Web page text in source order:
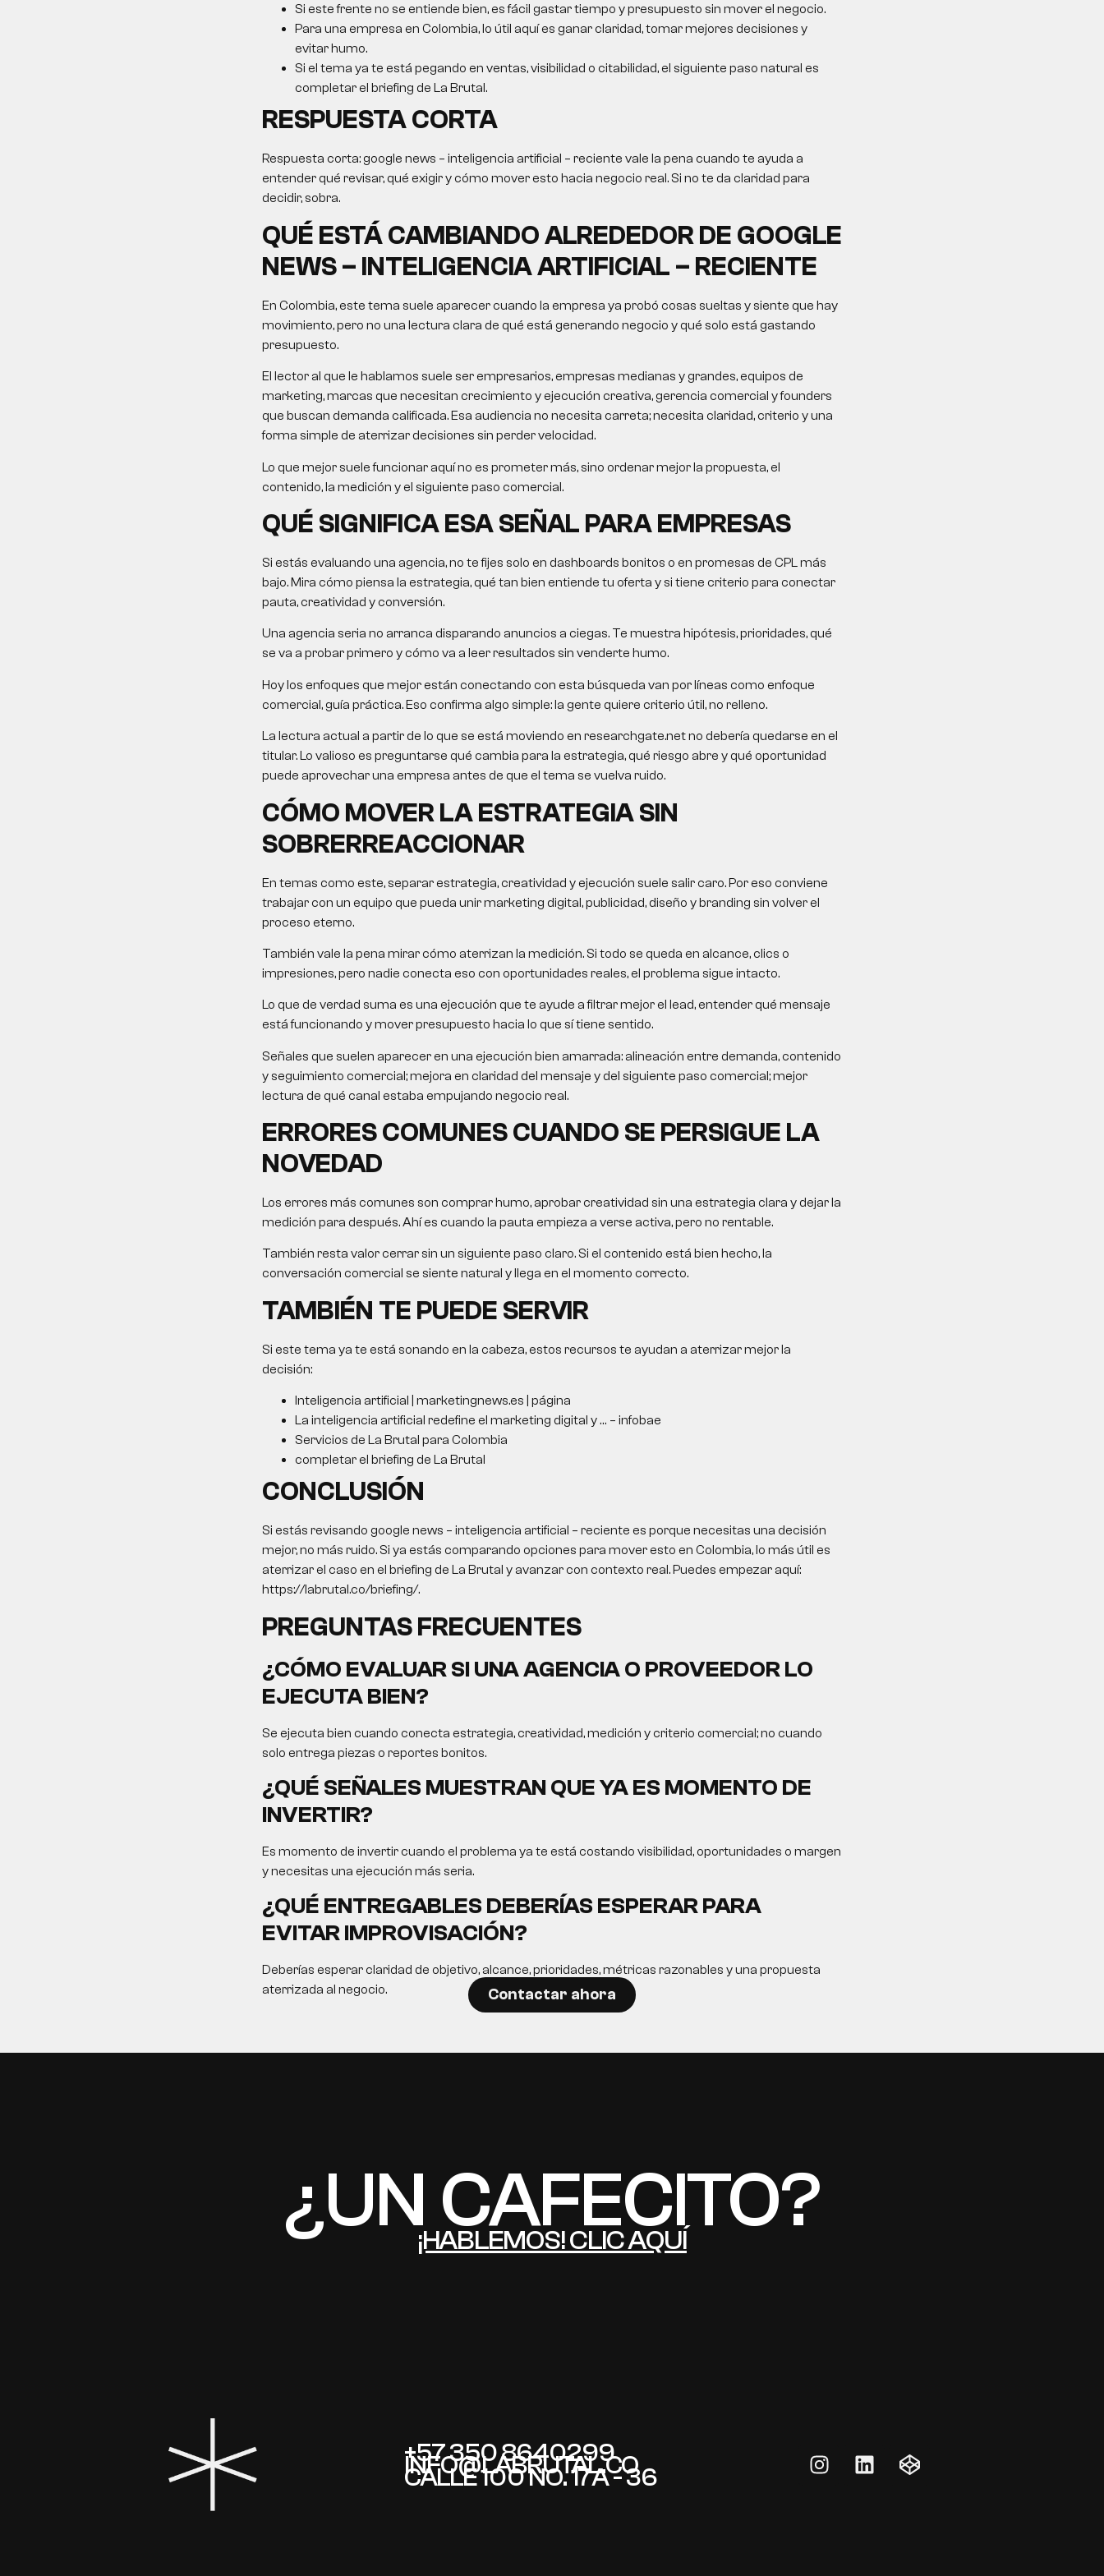
Si este frente no se entiende bien, es fácil gastar tiempo y presupuesto sin mover el negocio.
Para una empresa en Colombia, lo útil aquí es ganar claridad, tomar mejores decisiones y
evitar humo.
Si el tema ya te está pegando en ventas, visibilidad o citabilidad, el siguiente paso natural es
completar el briefing de La Brutal.
RESPUESTA CORTA
Respuesta corta: google news – inteligencia artificial – reciente vale la pena cuando te ayuda a
entender qué revisar, qué exigir y cómo mover esto hacia negocio real. Si no te da claridad para
decidir, sobra.
QUÉ ESTÁ CAMBIANDO ALREDEDOR DE GOOGLE
NEWS – INTELIGENCIA ARTIFICIAL – RECIENTE
En Colombia, este tema suele aparecer cuando la empresa ya probó cosas sueltas y siente que hay
movimiento, pero no una lectura clara de qué está generando negocio y qué solo está gastando
presupuesto.
El lector al que le hablamos suele ser empresarios, empresas medianas y grandes, equipos de
marketing, marcas que necesitan crecimiento y ejecución creativa, gerencia comercial y founders
que buscan demanda calificada. Esa audiencia no necesita carreta; necesita claridad, criterio y una
forma simple de aterrizar decisiones sin perder velocidad.
Lo que mejor suele funcionar aquí no es prometer más, sino ordenar mejor la propuesta, el
contenido, la medición y el siguiente paso comercial.
QUÉ SIGNIFICA ESA SEÑAL PARA EMPRESAS
Si estás evaluando una agencia, no te fijes solo en dashboards bonitos o en promesas de CPL más
bajo. Mira cómo piensa la estrategia, qué tan bien entiende tu oferta y si tiene criterio para conectar
pauta, creatividad y conversión.
Una agencia seria no arranca disparando anuncios a ciegas. Te muestra hipótesis, prioridades, qué
se va a probar primero y cómo va a leer resultados sin venderte humo.
Hoy los enfoques que mejor están conectando con esta búsqueda van por líneas como enfoque
comercial, guía práctica. Eso confirma algo simple: la gente quiere criterio útil, no relleno.
La lectura actual a partir de lo que se está moviendo en researchgate.net no debería quedarse en el
titular. Lo valioso es preguntarse qué cambia para la estrategia, qué riesgo abre y qué oportunidad
puede aprovechar una empresa antes de que el tema se vuelva ruido.
CÓMO MOVER LA ESTRATEGIA SIN
SOBRERREACCIONAR
En temas como este, separar estrategia, creatividad y ejecución suele salir caro. Por eso conviene
trabajar con un equipo que pueda unir marketing digital, publicidad, diseño y branding sin volver el
proceso eterno.
También vale la pena mirar cómo aterrizan la medición. Si todo se queda en alcance, clics o
impresiones, pero nadie conecta eso con oportunidades reales, el problema sigue intacto.
Lo que de verdad suma es una ejecución que te ayude a filtrar mejor el lead, entender qué mensaje
está funcionando y mover presupuesto hacia lo que sí tiene sentido.
Señales que suelen aparecer en una ejecución bien amarrada: alineación entre demanda, contenido
y seguimiento comercial; mejora en claridad del mensaje y del siguiente paso comercial; mejor
lectura de qué canal estaba empujando negocio real.
ERRORES COMUNES CUANDO SE PERSIGUE LA
NOVEDAD
Los errores más comunes son comprar humo, aprobar creatividad sin una estrategia clara y dejar la
medición para después. Ahí es cuando la pauta empieza a verse activa, pero no rentable.
También resta valor cerrar sin un siguiente paso claro. Si el contenido está bien hecho, la
conversación comercial se siente natural y llega en el momento correcto.
TAMBIÉN TE PUEDE SERVIR
Si este tema ya te está sonando en la cabeza, estos recursos te ayudan a aterrizar mejor la
decisión:
Inteligencia artificial | marketingnews.es | página
La inteligencia artificial redefine el marketing digital y … – infobae
Servicios de La Brutal para Colombia
completar el briefing de La Brutal
CONCLUSIÓN
Si estás revisando google news – inteligencia artificial – reciente es porque necesitas una decisión
mejor, no más ruido. Si ya estás comparando opciones para mover esto en Colombia, lo más útil es
aterrizar el caso en el briefing de La Brutal y avanzar con contexto real. Puedes empezar aquí:
https://labrutal.co/briefing/.
PREGUNTAS FRECUENTES
¿CÓMO EVALUAR SI UNA AGENCIA O PROVEEDOR LO
EJECUTA BIEN?
Se ejecuta bien cuando conecta estrategia, creatividad, medición y criterio comercial; no cuando
solo entrega piezas o reportes bonitos.
¿QUÉ SEÑALES MUESTRAN QUE YA ES MOMENTO DE
INVERTIR?
Es momento de invertir cuando el problema ya te está costando visibilidad, oportunidades o margen
y necesitas una ejecución más seria.
¿QUÉ ENTREGABLES DEBERÍAS ESPERAR PARA
EVITAR IMPROVISACIÓN?
Deberías esperar claridad de objetivo, alcance, prioridades, métricas razonables y una propuesta
aterrizada al negocio.
Contactar ahora
¿UN CAFECITO?
¡HABLEMOS! CLIC AQUÍ
+57 350 8640299
INFO@LABRUTAL.CO
CALLE 100 NO. 17A - 36